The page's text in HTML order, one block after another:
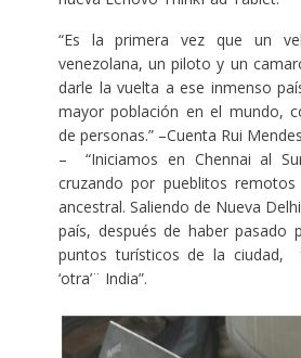
“Es la primera vez que un
venezolana, un piloto y un
darle la vuelta a ese inmenso
mayor población en el mundo,
de personas.” –Cuenta Rui
– “Iniciamos en Chennai al
cruzando por pueblitos
ancestral. Saliendo de Nueva
país, después de haber pasado
puntos turísticos de la ciudad,
‘otra’¨ India”.